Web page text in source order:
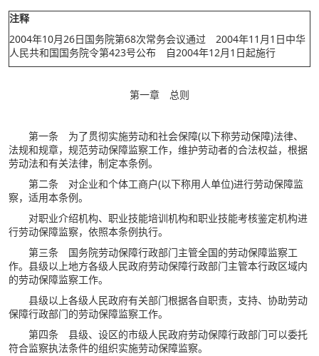
注释
2004年10月26日国务院第68次常务会议通过 2004年11月1日中华
人民共和国国务院令第423号公布 自2004年12月1日起施行
第一章 总则
第一条 为了贯彻实施劳动和社会保障(以下称劳动保障)法律、
法规和规章，规范劳动保障监察工作，维护劳动者的合法权益，根据
劳动法和有关法律，制定本条例。
第二条 对企业和个体工商户(以下称用人单位)进行劳动保障监
察，适用本条例。
对职业介绍机构、职业技能培训机构和职业技能考核鉴定机构进
行劳动保障监察，依照本条例执行。
第三条 国务院劳动保障行政部门主管全国的劳动保障监察工
作。县级以上地方各级人民政府劳动保障行政部门主管本行政区域内
的劳动保障监察工作。
县级以上各级人民政府有关部门根据各自职责，支持、协助劳动
保障行政部门的劳动保障监察工作。
第四条 县级、设区的市级人民政府劳动保障行政部门可以委托
符合监察执法条件的组织实施劳动保障监察。